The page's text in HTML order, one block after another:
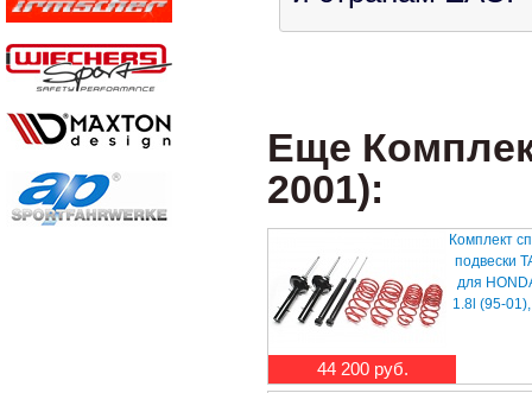
Еще
2001):
44 200 руб.
Комплект
подвески
для
1.8l (95-